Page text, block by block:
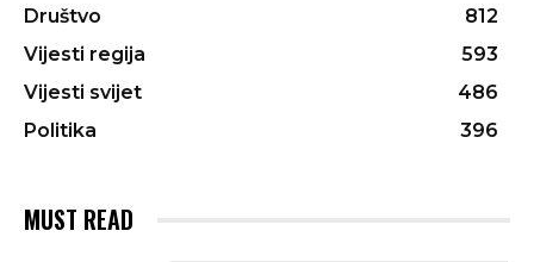
Društvo
812
Vijesti regija
593
Vijesti svijet
486
Politika
396
MUST READ